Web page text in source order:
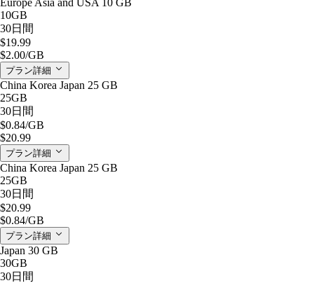
10GB
30日間
$19.99
$2.00/GB
プラン詳細
China Korea Japan 25 GB
25GB
30日間
$0.84/GB
$20.99
プラン詳細
China Korea Japan 25 GB
25GB
30日間
$20.99
$0.84/GB
プラン詳細
Japan 30 GB
30GB
30日間